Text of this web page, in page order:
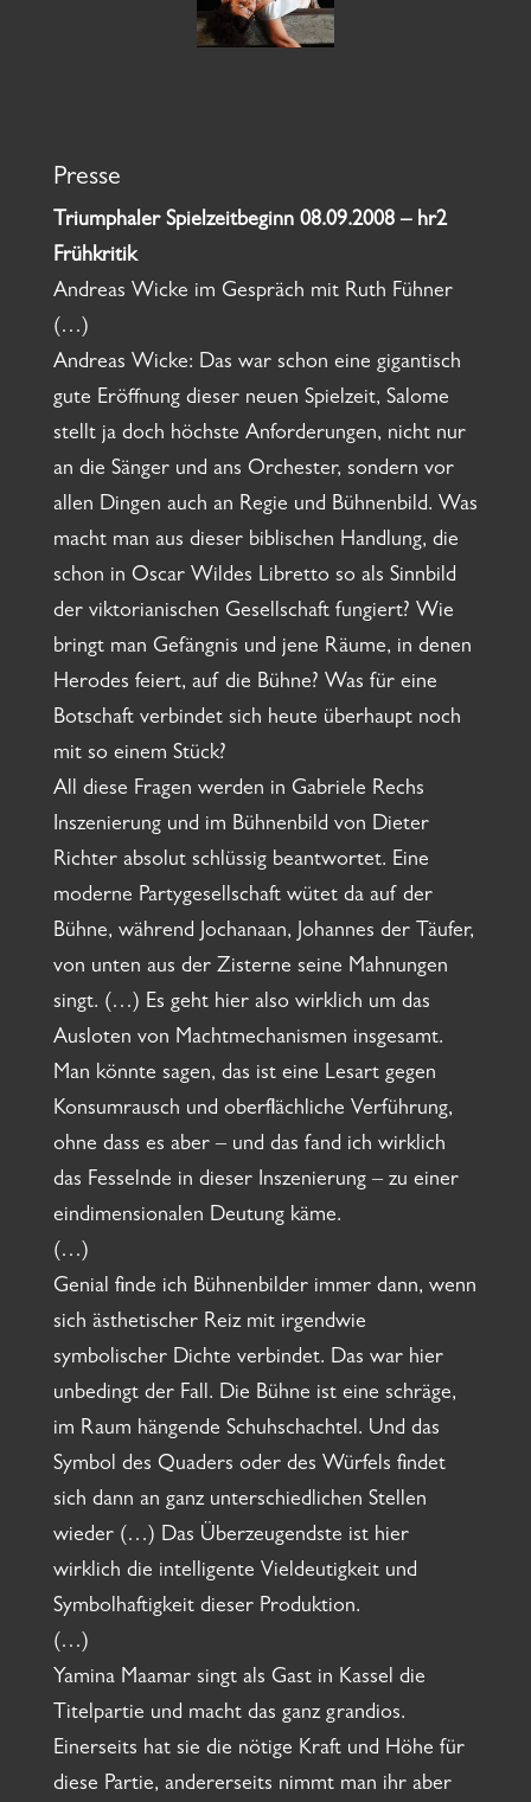
Presse
Triumphaler Spielzeitbeginn 08.09.2008 – hr2
Frühkritik
Andreas Wicke im Gespräch mit Ruth Fühner
(…)
Andreas Wicke: Das war schon eine gigantisch
gute Eröffnung dieser neuen Spielzeit, Salome
stellt ja doch höchste Anforderungen, nicht nur
an die Sänger und ans Orchester, sondern vor
allen Dingen auch an Regie und Bühnenbild. Was
macht man aus dieser biblischen Handlung, die
schon in Oscar Wildes Libretto so als Sinnbild
der viktorianischen Gesellschaft fungiert? Wie
bringt man Gefängnis und jene Räume, in denen
Herodes feiert, auf die Bühne? Was für eine
Botschaft verbindet sich heute überhaupt noch
mit so einem Stück?
All diese Fragen werden in Gabriele Rechs
Inszenierung und im Bühnenbild von Dieter
Richter absolut schlüssig beantwortet. Eine
moderne Partygesellschaft wütet da auf der
Bühne, während Jochanaan, Johannes der Täufer,
von unten aus der Zisterne seine Mahnungen
singt. (…) Es geht hier also wirklich um das
Ausloten von Machtmechanismen insgesamt.
Man könnte sagen, das ist eine Lesart gegen
Konsumrausch und oberflächliche Verführung,
ohne dass es aber – und das fand ich wirklich
das Fesselnde in dieser Inszenierung – zu einer
eindimensionalen Deutung käme.
(…)
Genial finde ich Bühnenbilder immer dann, wenn
sich ästhetischer Reiz mit irgendwie
symbolischer Dichte verbindet. Das war hier
unbedingt der Fall. Die Bühne ist eine schräge,
im Raum hängende Schuhschachtel. Und das
Symbol des Quaders oder des Würfels findet
sich dann an ganz unterschiedlichen Stellen
wieder (…) Das Überzeugendste ist hier
wirklich die intelligente Vieldeutigkeit und
Symbolhaftigkeit dieser Produktion.
(…)
Yamina Maamar singt als Gast in Kassel die
Titelpartie und macht das ganz grandios.
Einerseits hat sie die nötige Kraft und Höhe für
diese Partie, andererseits nimmt man ihr aber